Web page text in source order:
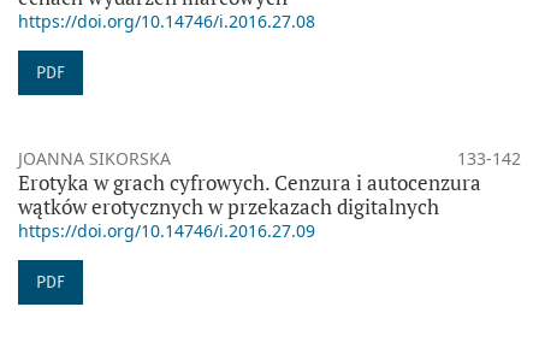
https://doi.org/10.14746/i.2016.27.08
PDF
JOANNA SIKORSKA 133-142
Erotyka w grach cyfrowych. Cenzura i autocenzura
wątków erotycznych w przekazach digitalnych
https://doi.org/10.14746/i.2016.27.09
PDF